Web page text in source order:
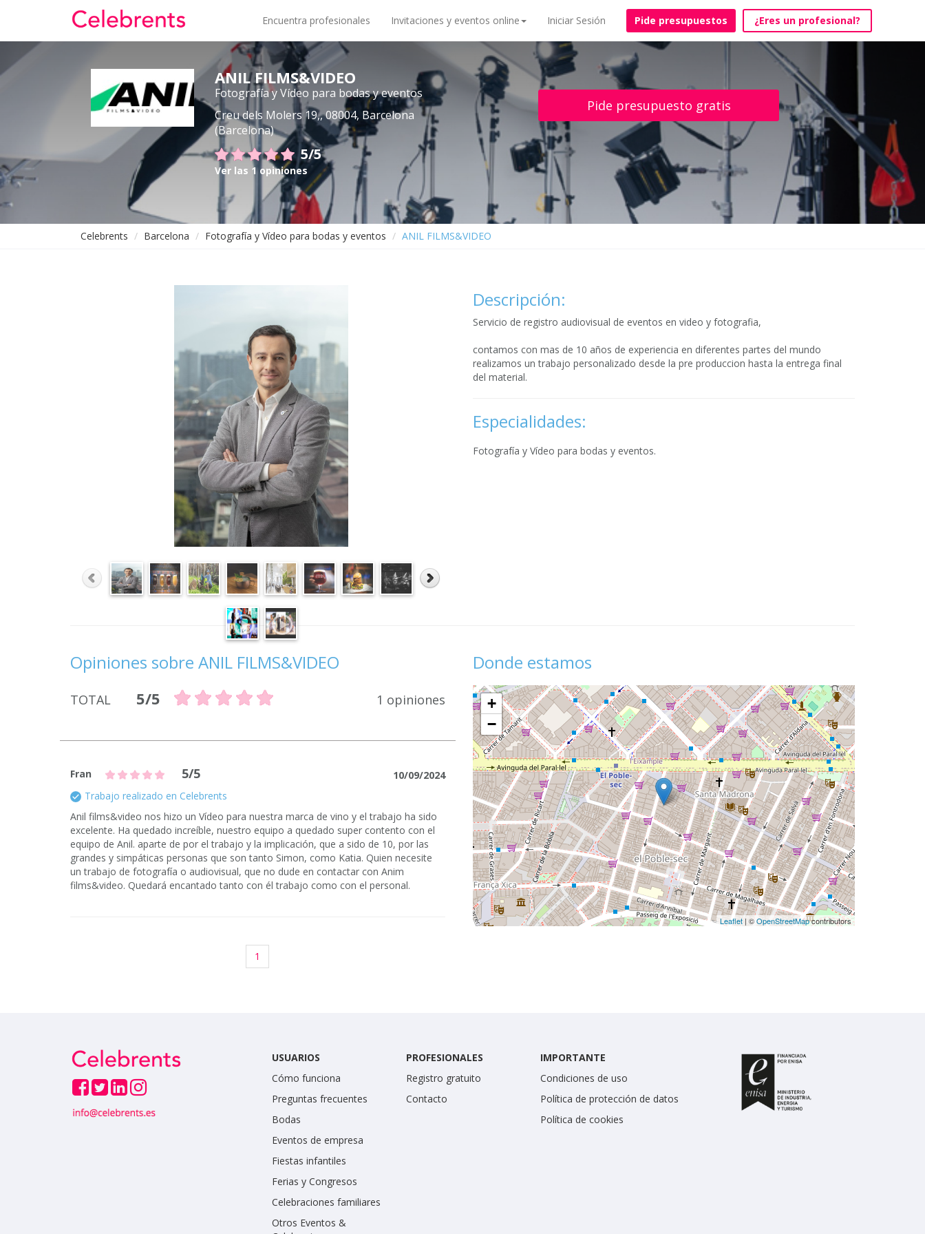
Encuentra profesionales Invitaciones y eventos online Iniciar Sesión Pide presupuestos ¿Eres un profesional?
ANIL FILMS&VIDEO
Fotografía y Vídeo para bodas y eventos
Creu dels Molers 19,, 08004, Barcelona
(Barcelona)
5/5
Ver las 1 opiniones
Pide presupuesto gratis
Celebrents Barcelona Fotografía y Vídeo para bodas y eventos ANIL FILMS&VIDEO
Descripción:
Servicio de registro audiovisual de eventos en video y fotografia,
contamos con mas de 10 años de experiencia en diferentes partes del mundo
realizamos un trabajo personalizado desde la pre produccion hasta la entrega final
del material.
Especialidades:
Fotografía y Vídeo para bodas y eventos.
Opiniones sobre ANIL FILMS&VIDEO
TOTAL 5/5 1 opiniones
Fran 5/5
10/09/2024
Trabajo realizado en Celebrents
Anil films&video nos hizo un Vídeo para nuestra marca de vino y el trabajo ha sido
excelente. Ha quedado increíble, nuestro equipo a quedado super contento con el
equipo de Anil. aparte de por el trabajo y la implicación, que a sido de 10, por las
grandes y simpáticas personas que son tanto Simon, como Katia. Quien necesite
un trabajo de fotografía o audiovisual, que no dude en contactar con Anim
films&video. Quedará encantado tanto con él trabajo como con el personal.
1
Donde estamos
+
−
Leaflet | ©OpenStreetMapcontributors
USUARIOS
Cómo funciona
Preguntas frecuentes
Bodas
Eventos de empresa
Fiestas infantiles
Ferias y Congresos
Celebraciones familiares
Otros Eventos &
PROFESIONALES
Registro gratuito
Contacto
IMPORTANTE
Condiciones de uso
Política de protección de datos
Política de cookies